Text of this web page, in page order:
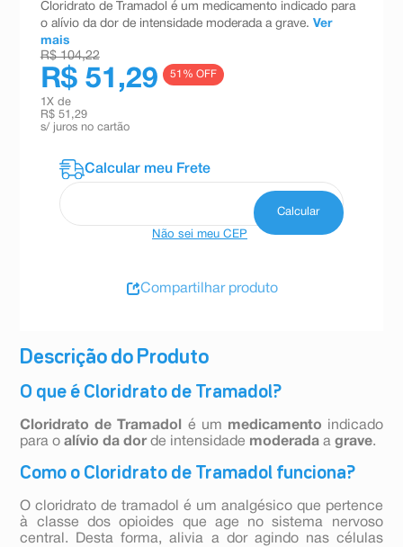
Descrição do Produto
O que é Cloridrato de Tramadol?
Cloridrato de Tramadol é um medicamento indicado
para oalívio da dorde intensidade moderada agrave.
Como o Cloridrato de Tramadol funciona?
O cloridrato de tramadol é um analgésico que pertence
à classe dos opioides que age no sistema nervoso
central. Desta forma, alivia a dor agindo nas células
Cloridrato de Tramadol é um medicamento indicado para
o alívio da dor de intensidade moderada a grave. Ver
mais
R$ 104,22
R$ 51,29 51 % OFF
1 X de
R$ 51,29
s/ juros no cartão
Não sei meu CEP
Compartilhar produto